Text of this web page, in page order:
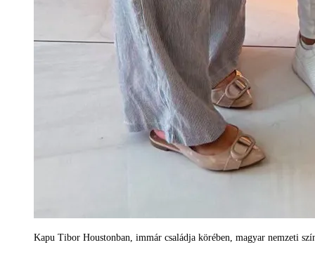
Kapu Tibor Houstonban, immár családja körében, magyar nemzeti